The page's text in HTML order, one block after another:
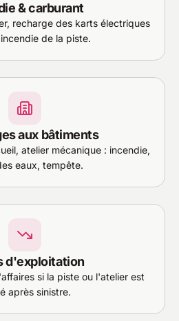
& carburant
recharge des karts électriques
de la piste.
aux bâtiments
atelier mécanique : incendie,
eaux, tempête.
d'exploitation
si la piste ou l'atelier est
après sinistre.